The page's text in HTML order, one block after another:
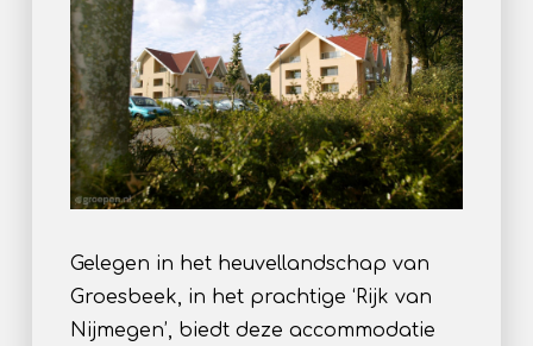
Gelegen in het heuvellandschap van
Groesbeek, in het prachtige ‘Rijk van
Nijmegen’, biedt deze accommodatie